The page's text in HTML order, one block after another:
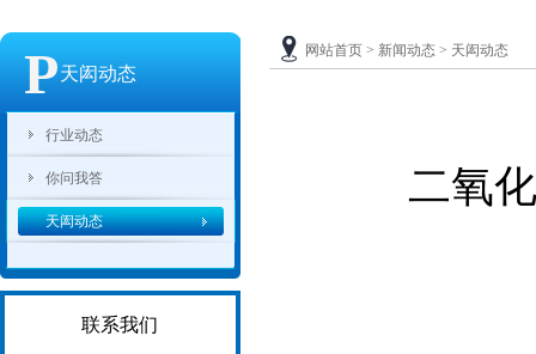
网站首页 > 新闻动态 > 天闳动态
二氧
P天闳动态
行业动态
你问我答
天闳动态
联系我们